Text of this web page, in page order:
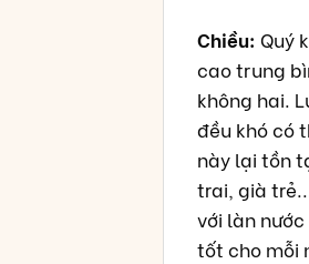
Chiều: Quý
cao trung
không hai.
đều khó có
này lại tồn
trai, già
với làn
tốt cho mỗi